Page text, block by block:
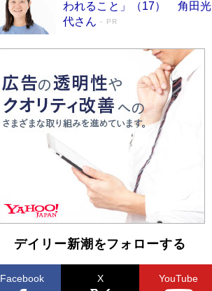
われること」（17） 角田光
代さん
PR
デイリー新潮をフォローする
Facebook X YouTube